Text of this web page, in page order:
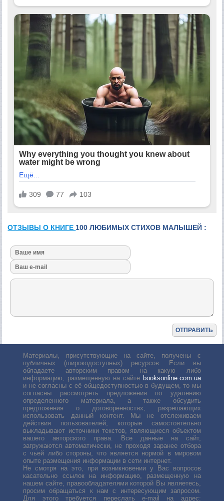
ОТЗЫВЫ О КНИГЕ100 ЛЮБИМЫХ СТИХОВ МАЛЫШЕЙ :
Материалы, присутствующие на сайте, получены с
публичных (широкодоступных) ресурсов. Если вы
обладаете авторским правом на какую либо
информацию, размещенную на сайте booksonline.com.ua
и не согласны с её общедоступностью в будущем, то мы
согласны рассмотреть предложения по удалению
определенного материала, а также обсудить
предложения о договоренностях, разрешающих
использовать данный контент. Мы не отслеживаем
действия пользователей, которые самостоятельно
выкладывают источники текстов, являющиеся объектом
вашего авторского права. Все данные на сайт,
загружаются автоматически, не проходя заранее отбора
с чьей либо стороны, что является нормой в мировом
опыте размещения информации в сети интернет.
Не смотря на это, при возникновении у Вас вопросов
касательно ссылок на информацию, размещенную на
нашем сайте, правообладателями которой Вы являетесь,
просим обращаться к нам с интересующим запросом.
Для этого требуется переслать е-mail на адрес: